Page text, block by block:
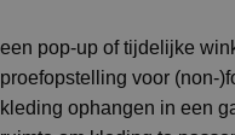
een pop-up of tijdelijke
proefopstelling voor (non-
kleding ophangen in een